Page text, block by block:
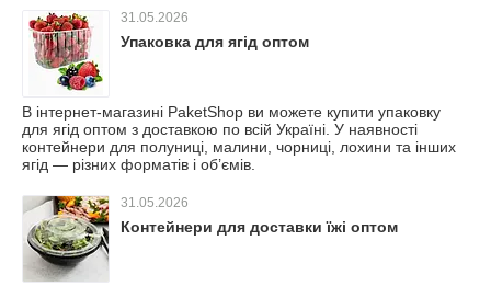
31.05.2026
Упаковка для ягід оптом
В інтернет-магазині PaketShop ви можете купити упаковку
для ягід оптом з доставкою по всій Україні. У наявності
контейнери для полуниці, малини, чорниці, лохини та інших
ягід — різних форматів і об’ємів.
31.05.2026
Контейнери для доставки їжі оптом